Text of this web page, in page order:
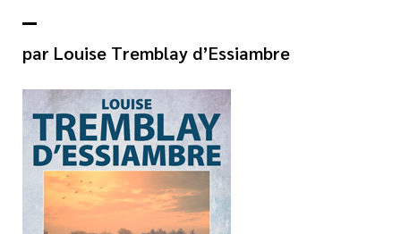
Famille
Culture générale
Témoignages
Vie pratique
Finances
Nouveautés
Louise Tremblay d’Essiambre